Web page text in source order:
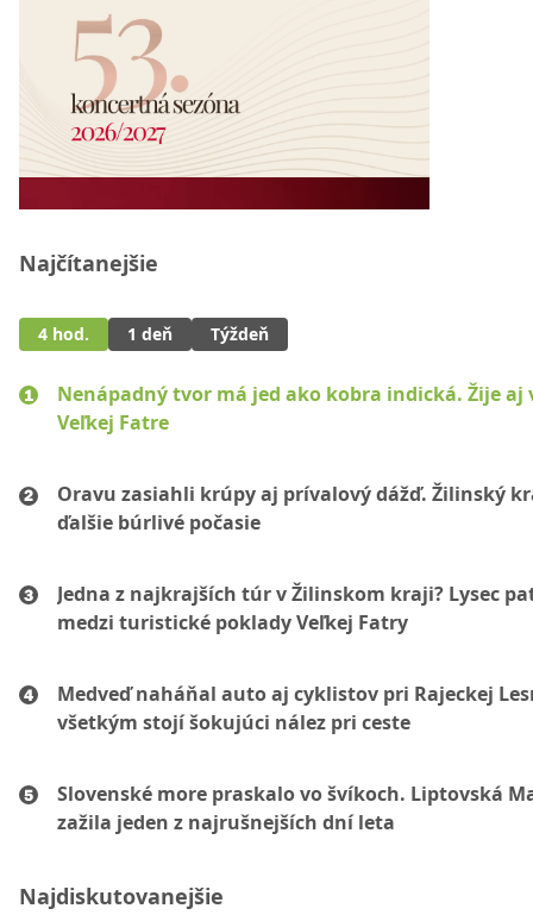
Najčítanejšie
4 hod. 1 deň Týždeň
Nenápadný tvor má jed ako kobra indická. Žije aj
Veľkej Fatre
Oravu zasiahli krúpy aj prívalový dážď. Žilinský
ďalšie búrlivé počasie
Jedna z najkrajších túr v Žilinskom kraji? Lysec
medzi turistické poklady Veľkej Fatry
Medveď naháňal auto aj cyklistov pri Rajeckej
všetkým stojí šokujúci nález pri ceste
Slovenské more praskalo vo švíkoch. Liptovská
zažila jeden z najrušnejších dní leta
Najdiskutovanejšie